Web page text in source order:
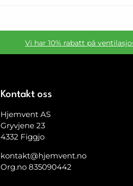
Vi har 10% rabatt på
Kontakt oss
Hjemvent AS
Gryvjene 23
4332 Figgjo
kontakt@hjemvent.no
Org.no 835090442